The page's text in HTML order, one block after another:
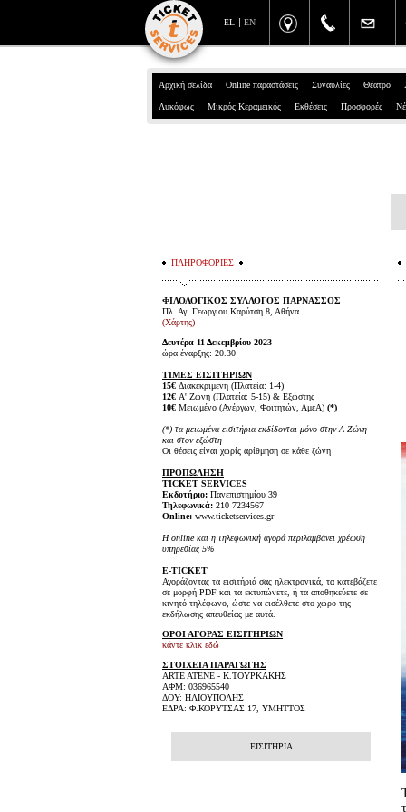
EN
EL
Αρχική σελίδα Online παραστάσεις Συναυλίες Θέατρο
Λυκόφως Μικρός Κεραμεικός Εκθέσεις Προσφορές
ΠΛΗΡΟΦΟΡΙΕΣ
ΦΙΛΟΛΟΓΙΚΟΣ ΣΥΛΛΟΓΟΣ ΠΑΡΝΑΣΣΟΣ
Πλ. Αγ. Γεωργίου Καρύτση 8, Αθήνα
(Χάρτης)
Δευτέρα 11 Δεκεμβρίου 2023
ώρα έναρξης: 20.30
ΤΙΜΕΣ ΕΙΣΙΤΗΡΙΩΝ
15€ Διακεκριμενη (Πλατεία: 1-4)
12€ Α' Ζώνη (Πλατεία: 5-15) & Εξώστης
10€ Μειωμένο (Ανέργων, Φοιτητών, ΑμεΑ) (*)
(*) τα μειωμένα εισιτήρια εκδίδονται μόνο στην Α Ζώνη
και στον εξώστη
Οι θέσεις είναι χωρίς αρίθμηση σε κάθε ζώνη
ΠΡΟΠΩΛΗΣΗ
TICKET SERVICES
Εκδοτήριο: Πανεπιστημίου 39
Τηλεφωνικά: 210 7234567
Online: www.ticketservices.gr
H online και η τηλεφωνική αγορά περιλαμβάνει χρέωση
υπηρεσίας 5%
E-TICKET
Αγοράζοντας τα εισιτήριά σας ηλεκτρονικά, τα κατεβάζετε
σε μορφή PDF και τα εκτυπώνετε, ή τα αποθηκεύετε σε
κινητό τηλέφωνο, ώστε να εισέλθετε στο χώρο της
εκδήλωσης απευθείας με αυτά.
ΟΡΟΙ ΑΓΟΡΑΣ ΕΙΣΙΤΗΡΙΩΝ
κάντε κλικ εδώ
ΣΤΟΙΧΕΙΑ ΠΑΡΑΓΩΓΗΣ
ARTE ATENE - Κ.ΤΟΥΡΚΑΚΗΣ
ΑΦΜ: 036965540
ΔΟΥ: ΗΛΙΟΥΠΟΛΗΣ
ΕΔΡΑ: Φ.ΚΟΡΥΤΣΑΣ 17, ΥΜΗΤΤΟΣ
ΕΙΣΙΤΗΡΙΑ